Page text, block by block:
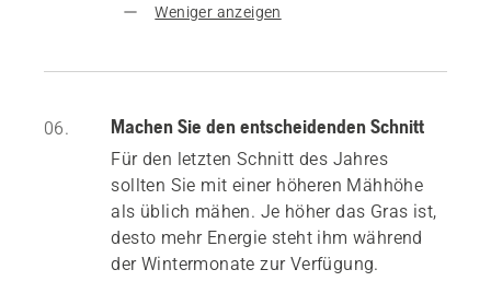
Weniger anzeigen
06. Machen Sie den entscheidenden Schnitt
Für den letzten Schnitt des Jahres
sollten Sie mit einer höheren Mähhöhe
als üblich mähen. Je höher das Gras ist,
desto mehr Energie steht ihm während
der Wintermonate zur Verfügung.